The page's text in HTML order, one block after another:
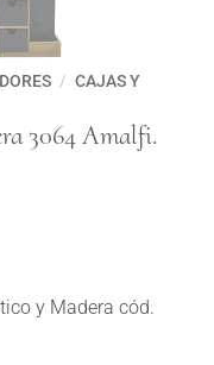
/ CAJAS Y
3064 Amalfi.
y Madera cód.